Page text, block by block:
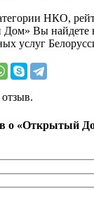
НКО,
Дом» Вы
услуг
о «Открытый